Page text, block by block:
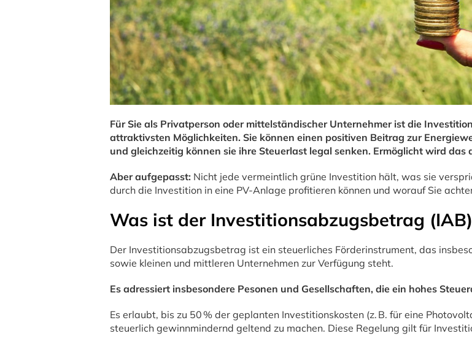
Für Sie als Privatperson oder mittelständischer Unternehmer ist die
attraktivsten Möglichkeiten. Sie können einen positiven Beitrag zur
und gleichzeitig können sie ihre Steuerlast legal senken. Ermöglicht wird
Aber aufgepasst: Nicht jede vermeintlich grüne Investition hält, was sie
durch die Investition in eine PV-Anlage profitieren können und worauf Sie
Was ist der Investitionsabzugsbetrag
Der Investitionsabzugsbetrag ist ein steuerliches Förderinstrument, das
sowie kleinen und mittleren Unternehmen zur Verfügung steht.
Es adressiert insbesondere Pesonen und Gesellschaften, die ein hohes
Es erlaubt, bis zu 50 % der geplanten Investitionskosten (z. B. für eine
steuerlich gewinnmindernd geltend zu machen. Diese Regelung gilt für